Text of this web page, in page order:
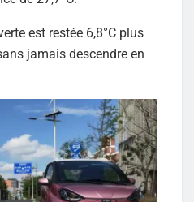
est restée 6,8°C plus
jamais descendre en